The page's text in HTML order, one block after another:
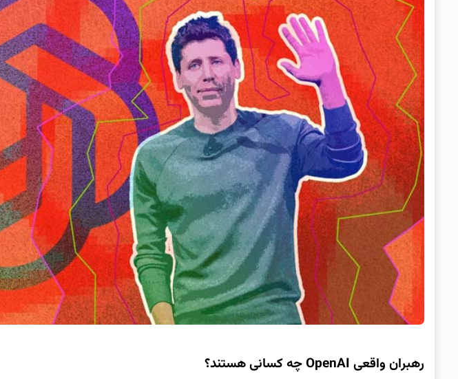
رهبران واقعی OpenAI چه کسانی هستند؟